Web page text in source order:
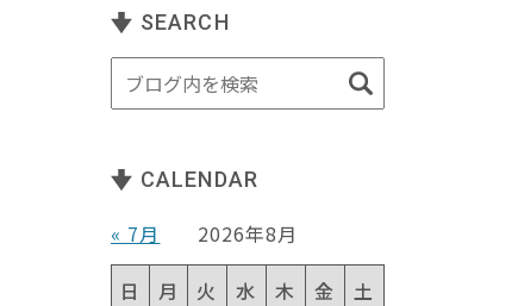
SEARCH
CALENDAR
« 7月
2026年8月
日
月 火 水 木 金
土